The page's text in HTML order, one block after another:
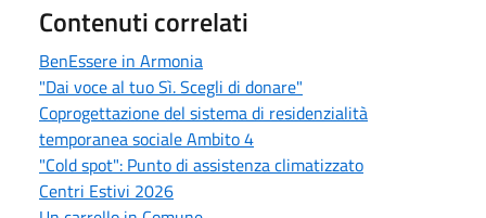
Contenuti correlati
BenEssere in Armonia
"Dai voce al tuo Sì. Scegli di donare"
Coprogettazione del sistema di residenzialità
temporanea sociale Ambito 4
"Cold spot": Punto di assistenza climatizzato
Centri Estivi 2026